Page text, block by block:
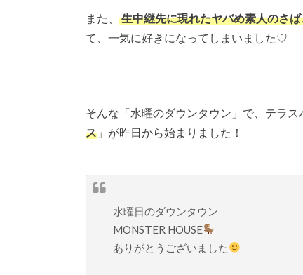
また、 生中継先に現れたヤバめ素人のさ
て、一気に好きになってしまいました♡
そんな「水曜のダウンタウン」で、テラス
ス 」が昨日から始まりました！
水曜日のダウンタウン
MONSTER HOUSE
ありがとうございました